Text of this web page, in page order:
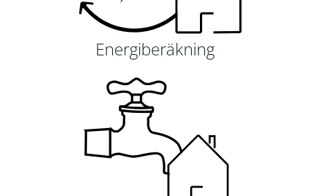
Energiberäkning